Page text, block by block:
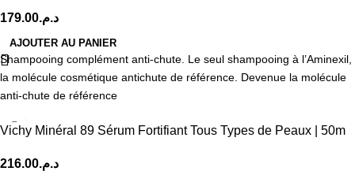
د.م.179.00
AJOUTER AU PANIER
Shampooing complément anti-chute. Le seul shampooing à l’Aminexil,
la molécule cosmétique antichute de référence. Devenue la molécule
anti-chute de référence
Vichy Minéral 89 Sérum Fortifiant Tous Types de Peaux | 50m
د.م.216.00